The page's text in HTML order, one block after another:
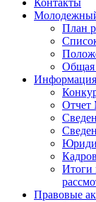
План
Общая
Информация
Отчет
Итоги
Правовые